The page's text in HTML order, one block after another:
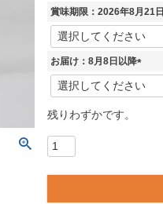
賞味期限：2026年8月21日
お届け：8月8日以降
(
必
残りわずかです。